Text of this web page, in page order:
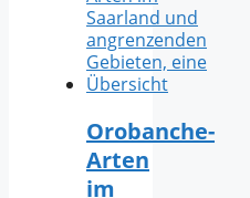
Orobanche-
Arten
im